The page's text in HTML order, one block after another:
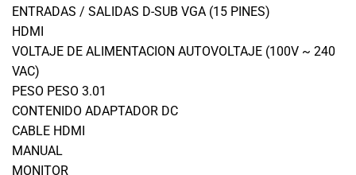
ENTRADAS / SALIDAS D-SUB VGA (15 PINES)
HDMI
VOLTAJE DE ALIMENTACION AUTOVOLTAJE (100V ~ 240
VAC)
PESO PESO 3.01
CONTENIDO ADAPTADOR DC
CABLE HDMI
MANUAL
MONITOR